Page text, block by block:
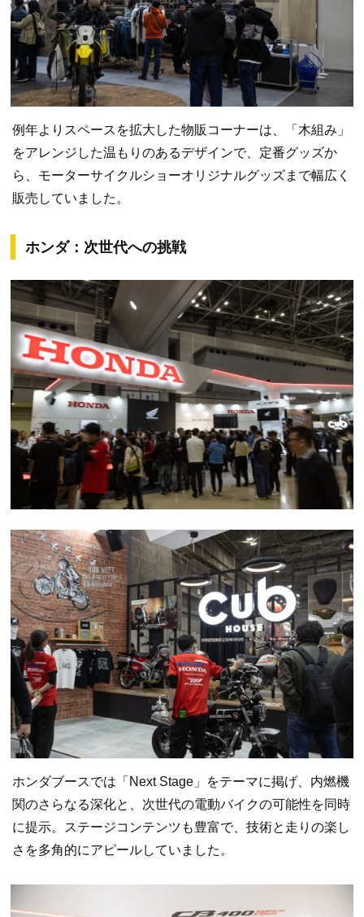
例年よりスペースを拡大した物販コーナーは、「木組み」
をアレンジした温もりのあるデザインで、定番グッズか
ら、モーターサイクルショーオリジナルグッズまで幅広く
販売していました。
ホンダ：次世代への挑戦
ホンダブースでは「Next Stage」をテーマに掲げ、内燃機
関のさらなる深化と、次世代の電動バイクの可能性を同時
に提示。ステージコンテンツも豊富で、技術と走りの楽し
さを多角的にアピールしていました。